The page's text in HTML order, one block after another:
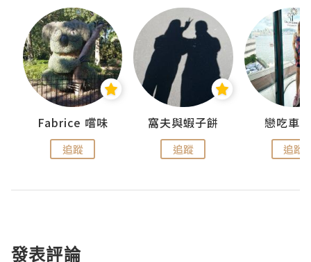
Fabrice 嚐味
追蹤
窩夫與蝦子餅
追蹤
戀吃車
追蹤
發表評論